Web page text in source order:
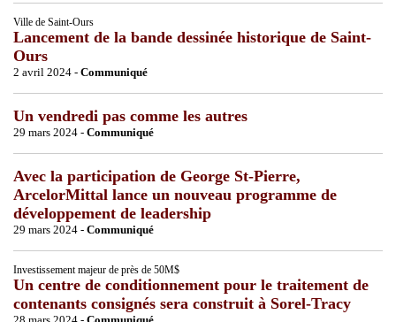
Ville de Saint-Ours
Lancement de la bande dessinée historique de Saint-
Ours
2 avril 2024 - Communiqué
Un vendredi pas comme les autres
29 mars 2024 - Communiqué
Avec la participation de George St-Pierre,
ArcelorMittal lance un nouveau programme de
développement de leadership
29 mars 2024 - Communiqué
Investissement majeur de près de 50M$
Un centre de conditionnement pour le traitement de
contenants consignés sera construit à Sorel-Tracy